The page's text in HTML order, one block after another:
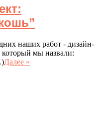
наших работ - дизайн-
который мы назвали:
Далее »